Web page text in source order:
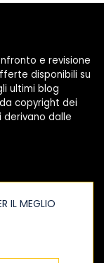
e revisione
disponibili su
ultimi blog
copyright dei
dalle
IL MEGLIO